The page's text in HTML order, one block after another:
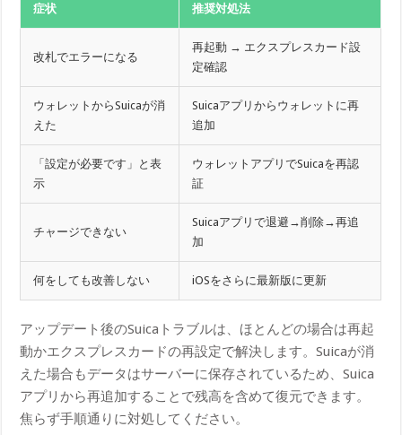
症状 推奨対処法
改札でエラーになる
再起動 → エクスプレスカード設
定確認
ウォレットからSuicaが消
えた
Suicaアプリからウォレットに再
追加
「設定が必要です」と表
示
ウォレットアプリでSuicaを再認
証
チャージできない
Suicaアプリで退避→削除→再追
加
何をしても改善しない iOSをさらに最新版に更新
アップデート後のSuicaトラブルは、ほとんどの場合は再起
動かエクスプレスカードの再設定で解決します。Suicaが消
えた場合もデータはサーバーに保存されているため、Suica
アプリから再追加することで残高を含めて復元できます。
焦らず手順通りに対処してください。